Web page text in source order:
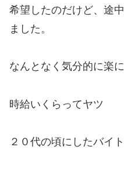
希望したのだけど、途
ました。
なんとなく気分的に楽
時給いくらってヤツ
２０代の頃にしたバイ